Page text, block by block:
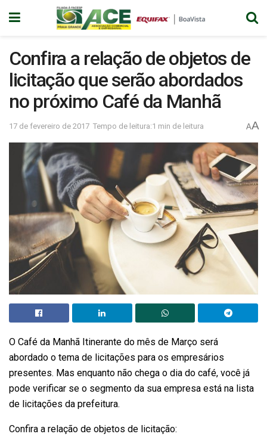
Confira a relação de objetos de
licitação que serão abordados
no próximo Café da Manhã
17 de fevereiro de 2017 Tempo de leitura:1 min de leitura AA
O Café da Manhã Itinerante do mês de Março será
abordado o tema de licitações para os empresários
presentes. Mas enquanto não chega o dia do café, você já
pode verificar se o segmento da sua empresa está na lista
de licitações da prefeitura.
Confira a relação de objetos de licitação: